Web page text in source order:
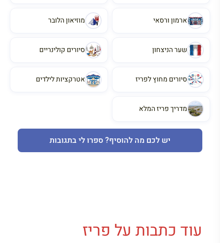
ארמון ורסאי מוזיאון הלובר
שער הניצחון סיורים קולינריים
סיורים מחוץ לפריז אטרקציות לילדים
מדריך פריז המלא
יש לכם מה להוסיף? ספרו לי בתגובות
עוד כתבות על פריז